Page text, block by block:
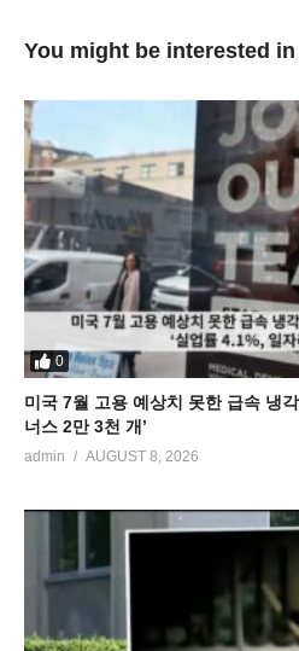
You might be interested in
0
미국 7월 고용 예상치 못한 급속 냉
너스 2만 3천 개’
admin AUGUST 8, 2026